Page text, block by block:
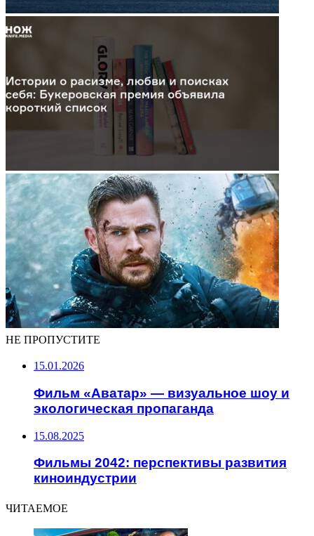
НЕ ПРОПУСТИТЕ
15.01.2026
Фильм «Аватар» — визуальное шоу и
экологическая пропаганда
15.08.2025
Фильмы 2042: перспективы развития
киноиндустрии
ЧИТАЕМОЕ